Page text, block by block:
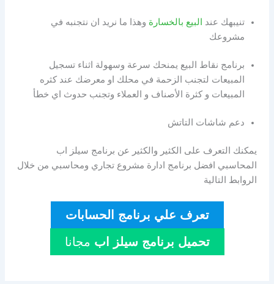
تنيبهك عند البيع بالخسارة وهذا ما نريد ان نتجنبه في
مشروعك
برنامج نقاط البيع يمنحك سرعة وسهولة اثناء تسجيل
المبيعات لتجنب الزحمة في محلك او معرضك عند كثره
المبيعات و كثرة الأصناف و العملاء وتجنب حدوث اي خطأ
دعم شاشات التاتش
يمكنك التعرف على الكثير والكثير عن برنامج سيلز اب
المحاسبي افضل برنامج ادارة مشروع تجاري ومحاسبي من خلال
الروابط التالية
تعرف علي برنامج الحسابات
تحميل برنامج سيلز اب مجانا